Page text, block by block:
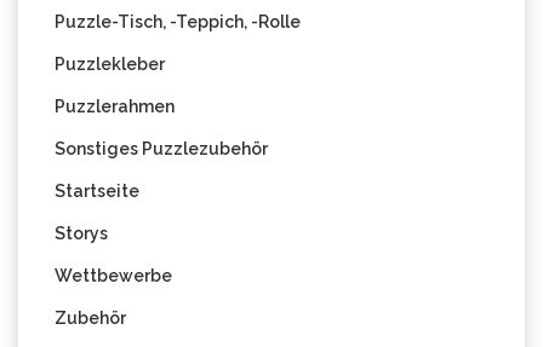
Puzzle-Tisch, -Teppich, -Rolle
Puzzlekleber
Puzzlerahmen
Sonstiges Puzzlezubehör
Startseite
Storys
Wettbewerbe
Zubehör